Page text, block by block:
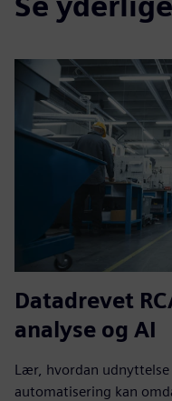
Datadrevet
analyse og AI
Lær, hvordan udnyttelse
automatisering kan